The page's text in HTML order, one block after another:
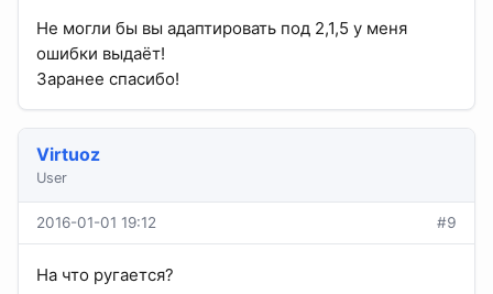
Не могли бы вы адаптировать под 2,1,5 у меня
ошибки выдаёт!
Заранее спасибо!
Virtuoz
User
2016-01-01 19:12 #9
На что ругается?